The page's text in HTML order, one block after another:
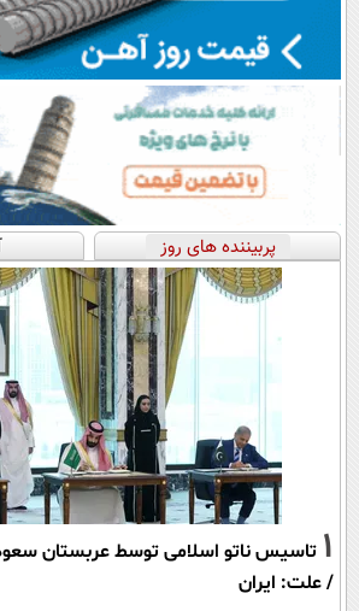
پربیننده های روز
1 تاسیس ناتو اسلامی توسط عربستان
/ علت: ایران